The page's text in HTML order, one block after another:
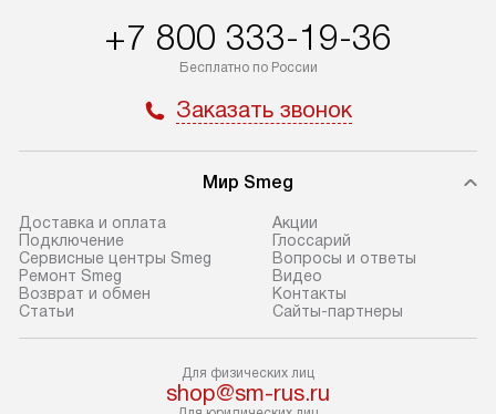
доставляем заказ до офиса
транспортной компании в Москве.
доставки у менеджера при
В день, согласованный с вами,
упакованный товар до подъезда.
Если вам необходимо доставить
покупку до двери вашей квартиры
или места установки, пожалуйста,
с менеджером. За эту услугу будет
взиматься дополнительная плата.
определяется в
в себя снятие
отдельных
+7 800 333-19-36
Бесплатно по России
Заказать звонок
Мир Smeg
Доставка и оплата
Подключение
Сервисные центры Smeg
Ремонт Smeg
Возврат и обмен
Статьи
Акции
Глоссарий
Вопросы и ответы
Видео
Контакты
Сайты-партнеры
Для физических лиц
shop@sm-rus.ru